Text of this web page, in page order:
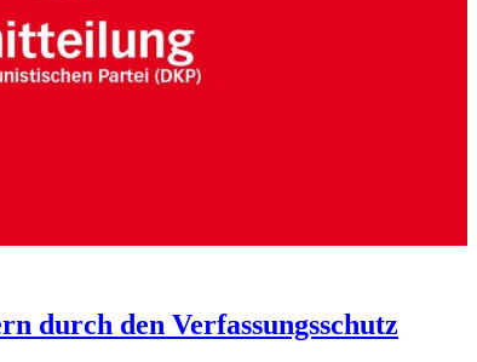
durch den Verfassungsschutz